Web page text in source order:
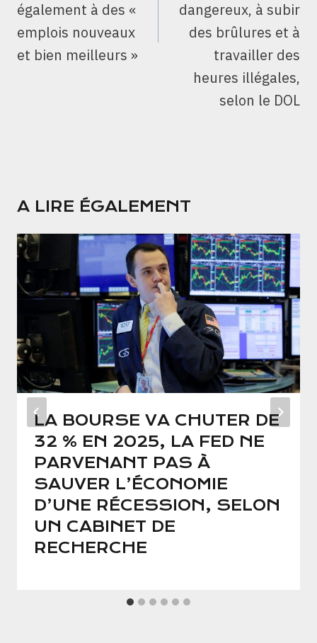
également à des «
emplois nouveaux
et bien meilleurs »
dangereux, à subir
des brûlures et à
travailler des
heures illégales,
selon le DOL
A LIRE ÉGALEMENT
LA BOURSE VA CHUTER DE
32 % EN 2025, LA FED NE
PARVENANT PAS À
SAUVER L’ÉCONOMIE
D’UNE RÉCESSION, SELON
UN CABINET DE
RECHERCHE